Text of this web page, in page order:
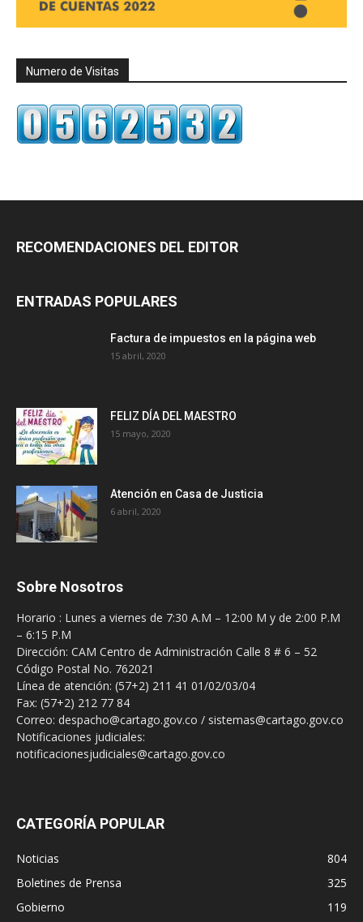
Numero de Visitas
RECOMENDACIONES DEL EDITOR
ENTRADAS POPULARES
Factura de impuestos en la página web
15 abril, 2020
FELIZ DÍA DEL MAESTRO
15 mayo, 2020
Atención en Casa de Justicia
6 abril, 2020
Sobre Nosotros
Horario : Lunes a viernes de 7:30 A.M – 12:00 M y de 2:00 P.M
– 6:15 P.M
Dirección: CAM Centro de Administración Calle 8 # 6 – 52
Código Postal No. 762021
Línea de atención: (57+2) 211 41 01/02/03/04
Fax: (57+2) 212 77 84
Correo: despacho@cartago.gov.co / sistemas@cartago.gov.co
Notificaciones judiciales:
notificacionesjudiciales@cartago.gov.co
CATEGORÍA POPULAR
Noticias
804
Boletines de Prensa
325
Gobierno
119